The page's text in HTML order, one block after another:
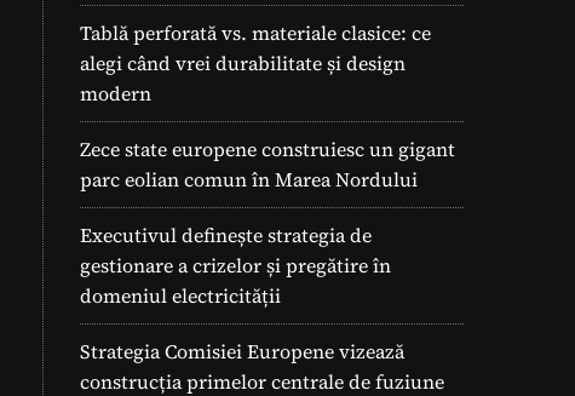
Tablă perforată vs. materiale clasice: ce
alegi când vrei durabilitate și design
modern
Zece state europene construiesc un gigant
parc eolian comun în Marea Nordului
Executivul definește strategia de
gestionare a crizelor și pregătire în
domeniul electricității
Strategia Comisiei Europene vizează
construcția primelor centrale de fuziune